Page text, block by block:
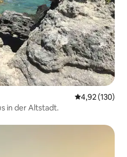
4,92 (130)
in der Altstadt.